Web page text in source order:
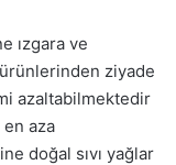
ızgara ve
ziyade
azaltabilmektedir
aza
doğal sıvı yağlar